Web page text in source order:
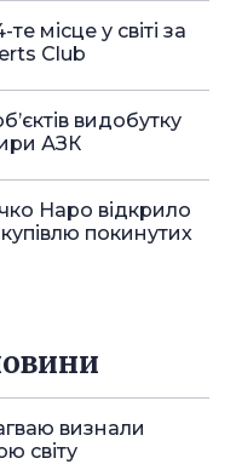
місце у світі за
Club
видобутку
АЗК
Наро відкрило
покинутих
визнали
світу